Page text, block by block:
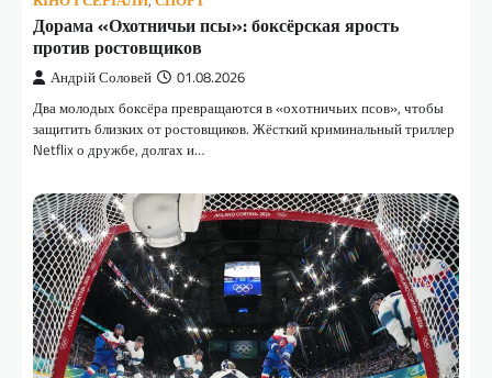
Дорама «Охотничьи псы»: боксёрская ярость
против ростовщиков
Андрій Соловей 01.08.2026
Два молодых боксёра превращаются в «охотничьих псов», чтобы
защитить близких от ростовщиков. Жёсткий криминальный триллер
Netflix о дружбе, долгах и…